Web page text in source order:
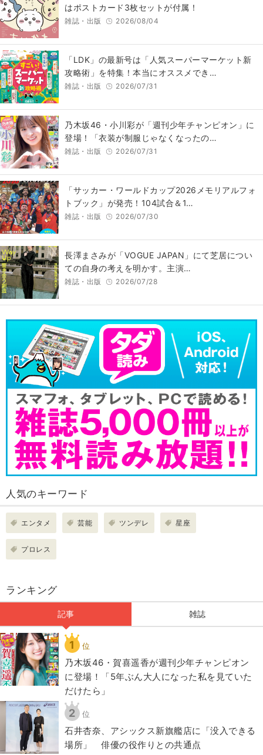
はポストカード3枚セットが付属！
雑誌・出版 2026/08/04
「LDK」の最新号は「人気スーパーマーケット新
攻略術」を特集！本当にオススメでき…
雑誌・出版 2026/07/31
乃木坂46・小川彩が「週刊少年チャンピオン」に
登場！「衣装が制服じゃなくなったの…
雑誌・出版 2026/07/31
「サッカー・ワールドカップ2026メモリアルフォ
トブック」が発売！104試合＆1…
雑誌・出版 2026/07/30
長澤まさみが「VOGUE JAPAN」にて芝居につい
ての自身の考えを明かす。主演…
雑誌・出版 2026/07/28
人気のキーワード
エンタメ 芸能 ツンデレ 星座
プロレス
ランキング
記事 雑誌
1 位
乃木坂46・賀喜遥香が週刊少年チャンピオン
に登場！「5年ぶん大人になった私を見ていた
だけたら」
2 位
石井杏奈、アシックス新旗艦店に「没入できる
場所」 俳優の役作りとの共通点